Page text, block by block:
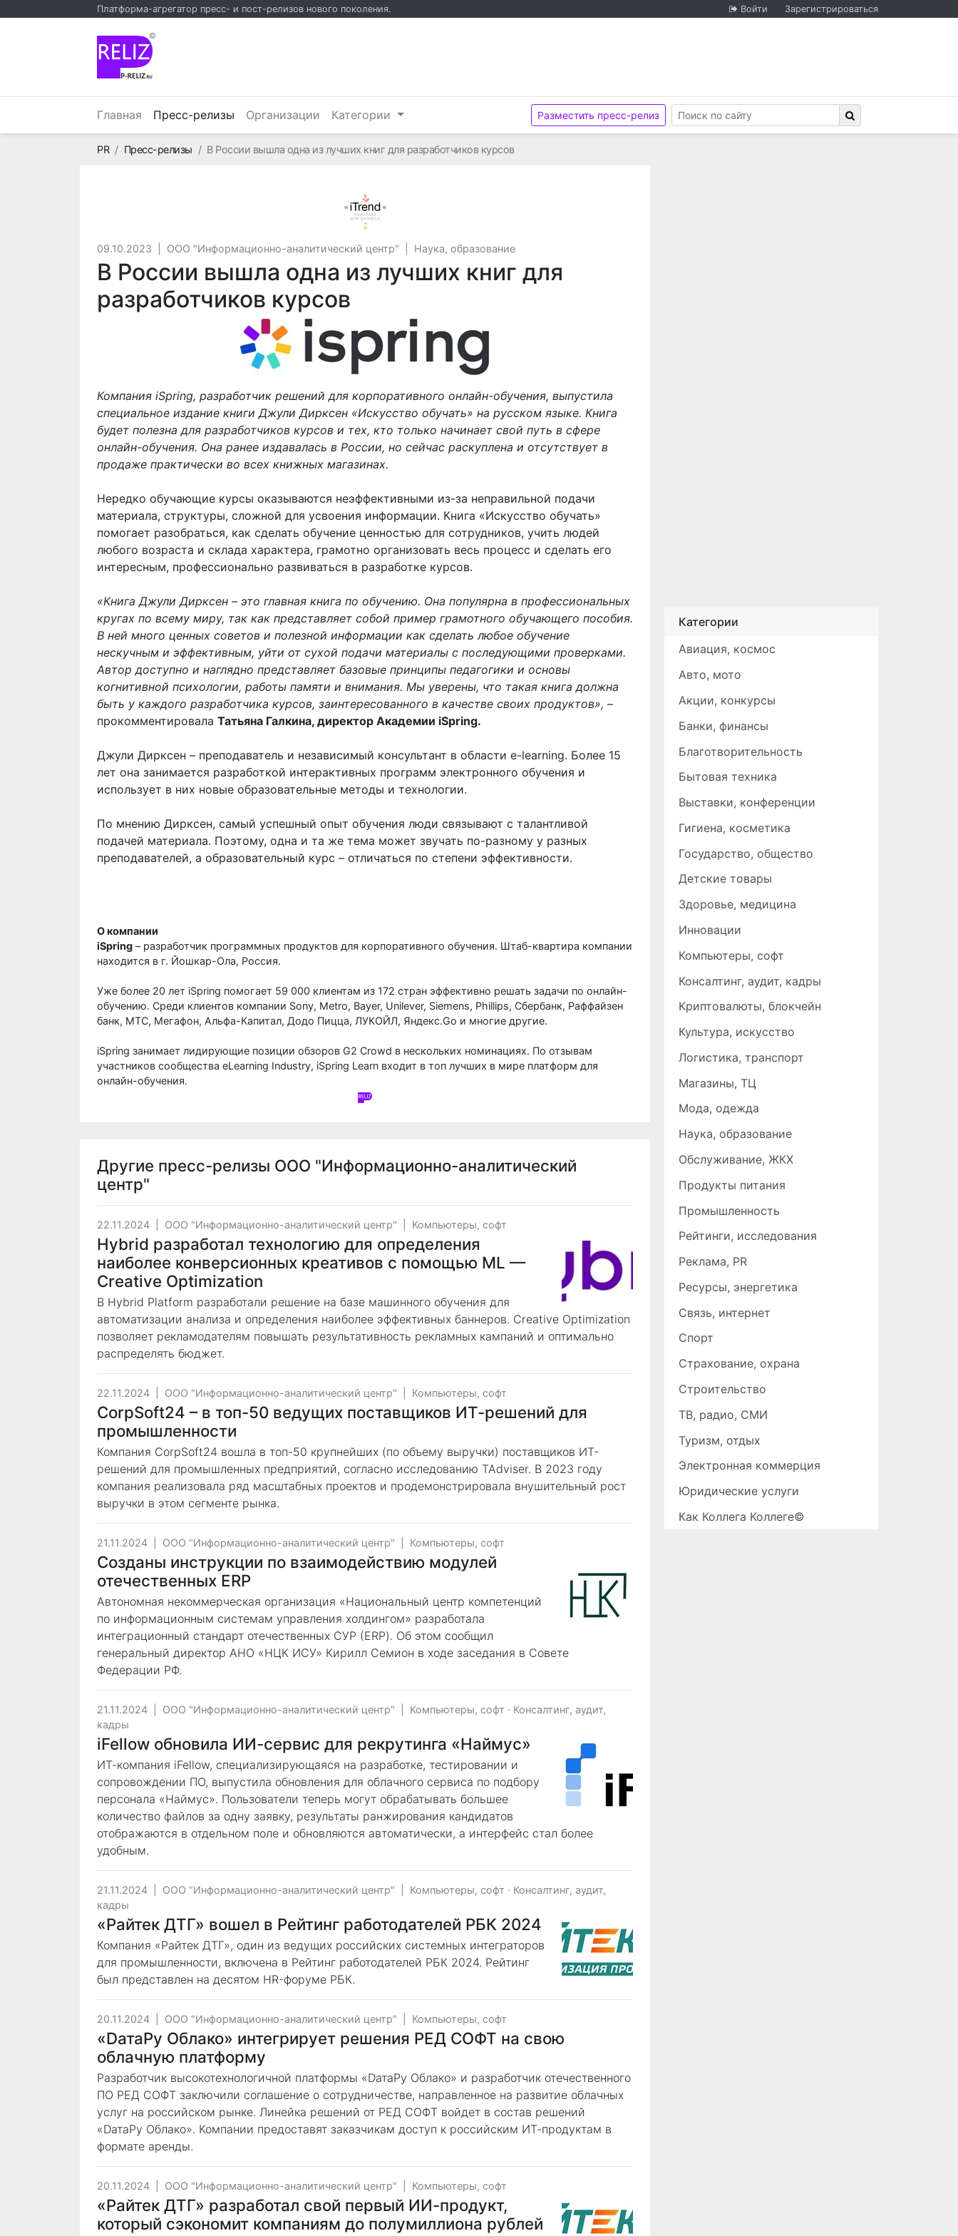
Платформа-агрегатор пресс- и пост-релизов нового поколения. Войти Зарегистрироваться
©
Главная Пресс-релизы (текущий)
Организации Категории Разместить пресс-релиз
PRГлавная
Пресс-релизы В России вышла одна из лучших книг для разработчиков курсов
09.10.2023 ООО "Информационно-аналитический центр" Наука, образование
В России вышла одна из лучших книг для
разработчиков курсов
Компания iSpring, разработчик решений для корпоративного онлайн-обучения, выпустила
специальное издание книги Джули Дирксен «Искусство обучать» на русском языке. Книга
будет полезна для разработчиков курсов и тех, кто только начинает свой путь в сфере
онлайн-обучения. Она ранее издавалась в России, но сейчас раскуплена и отсутствует в
продаже практически во всех книжных магазинах.
Нередко обучающие курсы оказываются неэффективными из-за неправильной подачи
материала, структуры, сложной для усвоения информации. Книга «Искусство обучать»
помогает разобраться, как сделать обучение ценностью для сотрудников, учить людей
любого возраста и склада характера, грамотно организовать весь процесс и сделать его
интересным, профессионально развиваться в разработке курсов.
«Книга Джули Дирксен – это главная книга по обучению. Она популярна в профессиональных
кругах по всему миру, так как представляет собой пример грамотного обучающего пособия.
В ней много ценных советов и полезной информации как сделать любое обучение
нескучным и эффективным, уйти от сухой подачи материалы с последующими проверками.
Автор доступно и наглядно представляет базовые принципы педагогики и основы
когнитивной психологии, работы памяти и внимания. Мы уверены, что такая книга должна
быть у каждого разработчика курсов, заинтересованного в качестве своих продуктов», –
прокомментировала Татьяна Галкина, директор Академии iSpring.
Джули Дирксен – преподаватель и независимый консультант в области e-learning. Более 15
лет она занимается разработкой интерактивных программ электронного обучения и
использует в них новые образовательные методы и технологии.
По мнению Дирксен, самый успешный опыт обучения люди связывают с талантливой
подачей материала. Поэтому, одна и та же тема может звучать по-разному у разных
преподавателей, а образовательный курс – отличаться по степени эффективности.
О компании
iSpring – разработчик программных продуктов для корпоративного обучения. Штаб-квартира компании
находится в г. Йошкар-Ола, Россия.
Уже более 20 лет iSpring помогает 59 000 клиентам из 172 стран эффективно решать задачи по онлайн-
обучению. Среди клиентов компании Sony, Metro, Bayer, Unilever, Siemens, Phillips, Сбербанк, Раффайзен
банк, МТС, Мегафон, Альфа-Капитал, Додо Пицца, ЛУКОЙЛ, Яндекс.Go и многие другие.
iSpring занимает лидирующие позиции обзоров G2 Crowd в нескольких номинациях. По отзывам
участников сообщества eLearning Industry, iSpring Learn входит в топ лучших в мире платформ для
онлайн-обучения.
Другие пресс-релизы ООО "Информационно-аналитический
центр"
22.11.2024 ООО "Информационно-аналитический центр" Компьютеры, софт
Hybrid разработал технологию для определения
наиболее конверсионных креативов с помощью ML —
Creative Optimization
В Hybrid Platform разработали решение на базе машинного обучения для
автоматизации анализа и определения наиболее эффективных баннеров. Creative Optimization
позволяет рекламодателям повышать результативность рекламных кампаний и оптимально
распределять бюджет.
22.11.2024 ООО "Информационно-аналитический центр" Компьютеры, софт
CorpSoft24 – в топ-50 ведущих поставщиков ИТ-решений для
промышленности
Компания CorpSoft24 вошла в топ-50 крупнейших (по объему выручки) поставщиков ИТ-
решений для промышленных предприятий, согласно исследованию TAdviser. В 2023 году
компания реализовала ряд масштабных проектов и продемонстрировала внушительный рост
выручки в этом сегменте рынка.
21.11.2024 ООО "Информационно-аналитический центр" Компьютеры, софт
Созданы инструкции по взаимодействию модулей
отечественных ERP
Автономная некоммерческая организация «Национальный центр компетенций
по информационным системам управления холдингом» разработала
интеграционный стандарт отечественных СУР (ERP). Об этом сообщил
генеральный директор АНО «НЦК ИСУ» Кирилл Семион в ходе заседания в Совете
Федерации РФ.
21.11.2024 ООО "Информационно-аналитический центр" Компьютеры, софт · Консалтинг, аудит,
кадры
iFellow обновила ИИ-сервис для рекрутинга «Наймус»
ИТ-компания iFellow, специализирующаяся на разработке, тестировании и
сопровождении ПО, выпустила обновления для облачного сервиса по подбору
персонала «Наймус». Пользователи теперь могут обрабатывать большее
количество файлов за одну заявку, результаты ранжирования кандидатов
отображаются в отдельном поле и обновляются автоматически, а интерфейс стал более
удобным.
21.11.2024 ООО "Информационно-аналитический центр" Компьютеры, софт · Консалтинг, аудит,
кадры
«Райтек ДТГ» вошел в Рейтинг работодателей РБК 2024
Компания «Райтек ДТГ», один из ведущих российских системных интеграторов
для промышленности, включена в Рейтинг работодателей РБК 2024. Рейтинг
был представлен на десятом HR-форуме РБК.
20.11.2024 ООО "Информационно-аналитический центр" Компьютеры, софт
«DатаРу Облако» интегрирует решения РЕД СОФТ на свою
облачную платформу
Разработчик высокотехнологичной платформы «DатаРу Облако» и разработчик отечественного
ПО РЕД СОФТ заключили соглашение о сотрудничестве, направленное на развитие облачных
услуг на российском рынке. Линейка решений от РЕД СОФТ войдет в состав решений
«DатаРу Облако». Компании предоставят заказчикам доступ к российским ИТ-продуктам в
формате аренды.
20.11.2024 ООО "Информационно-аналитический центр" Компьютеры, софт
«Райтек ДТГ» разработал свой первый ИИ-продукт,
который сэкономит компаниям до полумиллиона рублей
Категории
Авиация, космос
Авто, мото
Акции, конкурсы
Банки, финансы
Благотворительность
Бытовая техника
Выставки, конференции
Гигиена, косметика
Государство, общество
Детские товары
Здоровье, медицина
Инновации
Компьютеры, софт
Консалтинг, аудит, кадры
Криптовалюты, блокчейн
Культура, искусство
Логистика, транспорт
Магазины, ТЦ
Мода, одежда
Наука, образование
Обслуживание, ЖКХ
Продукты питания
Промышленность
Рейтинги, исследования
Реклама, PR
Ресурсы, энергетика
Связь, интернет
Спорт
Страхование, охрана
Строительство
ТВ, радио, СМИ
Туризм, отдых
Электронная коммерция
Юридические услуги
Как Коллега Коллеге©